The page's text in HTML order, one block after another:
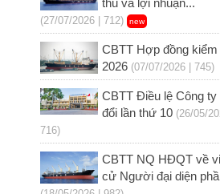
thu và lợi nhuận...
(27/07/2026 | 712) new
CBTT Hợp đồng kiểm
2026 (07/07/2026 | 745)
CBTT Điều lệ Công ty
đổi lần thứ 10 (26/05/
716)
CBTT NQ HĐQT về
cử Người đại diện